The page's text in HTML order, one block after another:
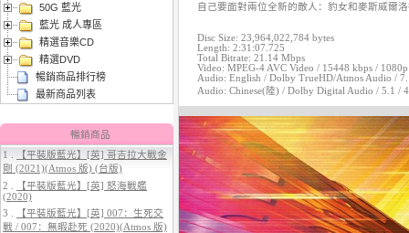
古古 (2026)[台版字幕]
4.【平裝版藍光】[英] 穿著PRADA
的惡魔 2 (2026)[台版字幕]
50G 藍光
藍光 成人專區
精選音樂CD
精選DVD
暢銷商品排行榜
最新商品列表
暢銷商品
1 .
【平裝版藍光】[英] 哥吉拉大戰金
剛 (2021)(Atmos 版) (台版)
2 .
【平裝版藍光】[英] 怒海戰艦
(2020)
3 .
【平裝版藍光】[英] 007：生死交
戰 / 007：無暇赴死 (2020)(Atmos 版)
自己要面對兩位全新的敵人：豹女和麥斯威爾
Disc Size: 23,964,022,784 bytes
Length: 2:31:07.725
Total Bitrate: 21.14 Mbps
Video: MPEG-4 AVC Video / 15448 kbps /
Audio: English / Dolby TrueHD/Atmos Audio /
Audio: Chinese(陸) / Dolby Digital Audio / 5.1 /